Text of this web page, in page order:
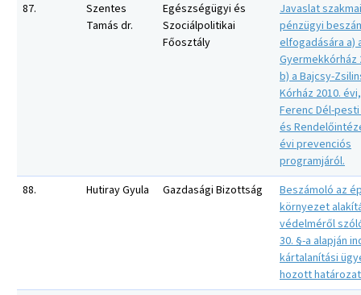
87.
Szentes
Tamás dr.
Egészségügyi és
Szociálpolitikai
Főosztály
Javaslat
pénzügyi
elfogadására a)
Gyermekkórház
b) a Bajcsy-
Kórház 2010.
Ferenc Dél-
és
évi prevenciós
programjáról.
88.
Hutiray Gyula Gazdasági Bizottság
Beszámoló az
környezet
védelméről
30. §-a alapján
kártalanítási
hozott